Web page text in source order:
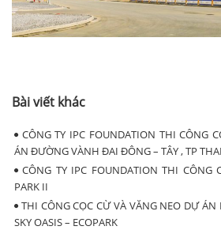
Bài viết khác
CÔNG TY IPC FOUNDATION THI CÔNG
ÁN ĐƯỜNG VÀNH ĐAI ĐÔNG – TÂY , TP
CÔNG TY IPC FOUNDATION THI CÔNG
PARK II
THI CÔNG CỌC CỪ VÀ VĂNG NEO DỰ
SKY OASIS – ECOPARK